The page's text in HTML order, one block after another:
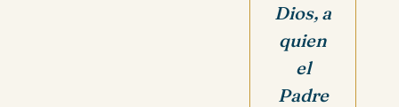
Dios, a
quien
el
Padre